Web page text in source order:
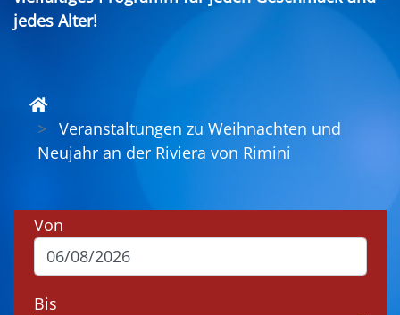
jedes Alter!
Veranstaltungen zu Weihnachten und
Neujahr an der Riviera von Rimini
Von
Bis